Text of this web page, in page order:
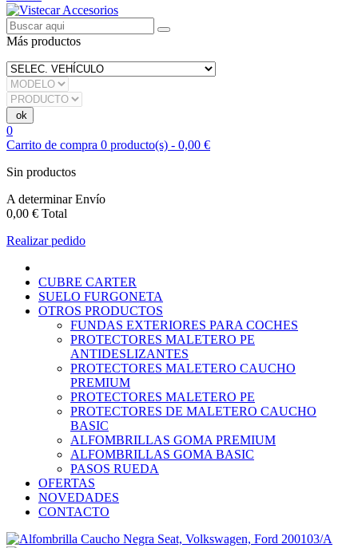
Más productos
0
Carrito de compra 0 producto(s) - 0,00 €
Sin productos
A determinarEnvío
0,00 € Total
Realizar pedido
CUBRE CARTER
SUELO FURGONETA
OTROS PRODUCTOS
FUNDAS EXTERIORES PARA COCHES
PROTECTORES MALETERO PE
ANTIDESLIZANTES
PROTECTORES MALETERO CAUCHO
PREMIUM
PROTECTORES MALETERO PE
PROTECTORES DE MALETERO CAUCHO
BASIC
ALFOMBRILLAS GOMA PREMIUM
ALFOMBRILLAS GOMA BASIC
PASOS RUEDA
OFERTAS
NOVEDADES
CONTACTO